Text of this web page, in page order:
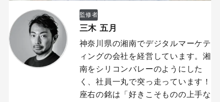
監修者
三木 五月
神奈川県の湘南でデジタルマーケテ
ィングの会社を経営しています。湘
南をシリコンバレーのようにした
く、社員一丸で突っ走っています！
座右の銘は「好きこそものの上手な